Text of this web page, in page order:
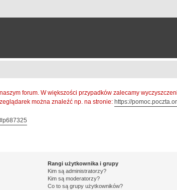
forum. W większości przypadków zalecamy
można znaleźć np. na stronie: https://
Rangi użytkownika i grupy
Kim są administratorzy?
Kim są moderatorzy?
Co to są grupy użytkowników?